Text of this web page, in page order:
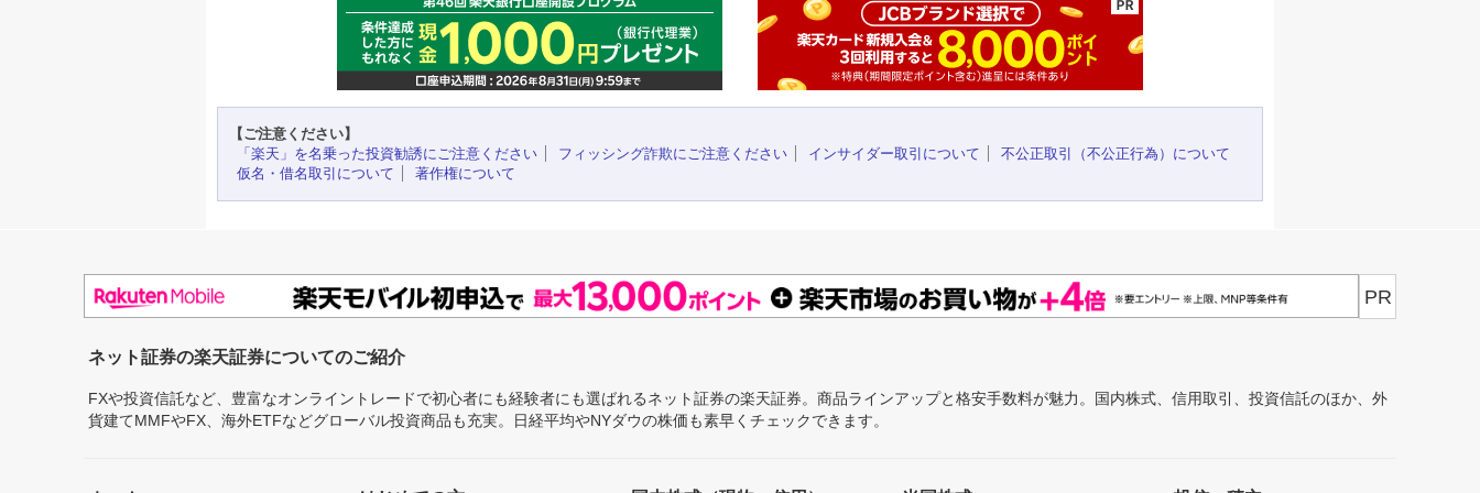
【ご注意ください】
「楽天」を名乗った投資勧誘にご注意ください
フィッシング詐欺にご注意ください インサイダー取引について
不公正取引（不公正行為）について
仮名・借名取引について
著作権について
PR
ネット証券の楽天証券についてのご紹介
FXや投資信託など、豊富なオンライントレードで初心者にも経験者にも選ばれるネット証券の楽天証券。商品ラインアップと格安手数料が魅力。国内株式、信用取引、投資信託のほか、外
貨建てMMFやFX、海外ETFなどグローバル投資商品も充実。日経平均やNYダウの株価も素早くチェックできます。